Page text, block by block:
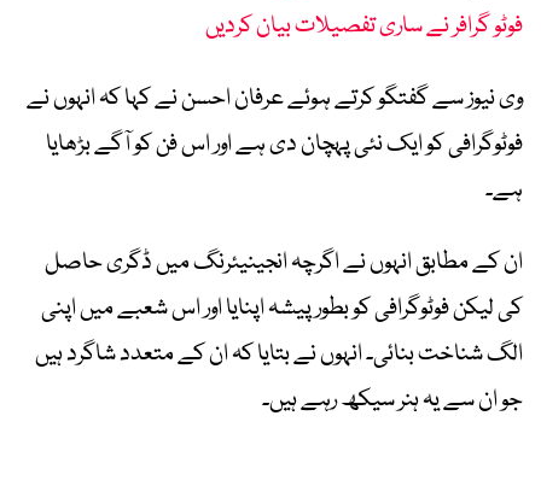
فوٹو گرافر نے ساری تفصیلات بیان کردیں
وی نیوز سے گفتگو کرتے ہوئے عرفان احسن نے کہا کہ انہوں نے
فوٹوگرافی کو ایک نئی پہچان دی ہے اور اس فن کو آگے بڑھایا
ہے۔
ان کے مطابق انہوں نے اگرچہ انجینیئرنگ میں ڈگری حاصل
کی لیکن فوٹوگرافی کو بطور پیشہ اپنایا اور اس شعبے میں اپنی
الگ شناخت بنائی۔ انہوں نے بتایا کہ ان کے متعدد شاگرد ہیں
جو ان سے یہ ہنر سیکھ رہے ہیں۔